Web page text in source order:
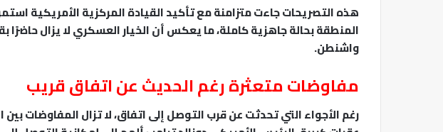
هذه التصريحات جاءت متزامنة مع تأكيد القيادة المركزية الأمريكية
المنطقة بحالة جاهزية كاملة، ما يعكس أن الخيار العسكري لا يزال حاضرًا
واشنطن.
مفاوضات متعثرة رغم الحديث عن اتفاق قريب
رغم الأجواء التي تحدثت عن قرب التوصل إلى اتفاق، لا تزال المفاوضات بين